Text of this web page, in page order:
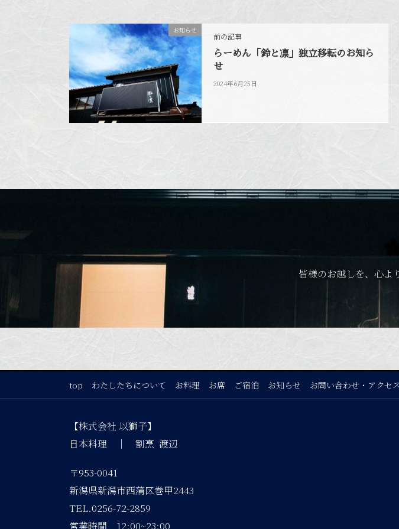
お知らせ
前の記事
らーめん「鈴と凛」独立移転のお知ら
せ
2024年6月25日
皆様のお越しを、心よ
top わたしたちについて お料理 お席 ご宿泊 お知らせ お問い合わせ・アクセス
【株式会社 以獅子】
日本料理 ｜ 割烹 渡辺
〒953-0041
新潟県新潟市西蒲区巻甲2443
TEL.0256-72-2859
営業時間 12:00~23:00